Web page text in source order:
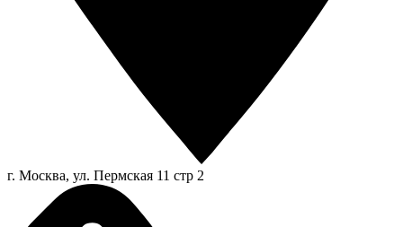
г. Москва, ул. Пермская 11 стр 2